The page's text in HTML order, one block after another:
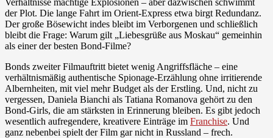
der Plot. Die lange Fahrt im Orient-Express etwa birgt Redundanz.
Der große Bösewicht indes bleibt im Verborgenen und schließlich
bleibt die Frage: Warum gilt „Liebesgrüße aus Moskau“ gemeinhin
als einer der besten Bond-Filme?
Bonds zweiter Filmauftritt bietet wenig Angriffsfläche – eine
verhältnismäßig authentische Spionage-Erzählung ohne irritierende
Albernheiten, mit viel mehr Budget als der Erstling. Und, nicht zu
vergessen, Daniela Bianchi als Tatiana Romanova gehört zu den
Bond-Girls, die am stärksten in Erinnerung bleiben. Es gibt jedoch
wesentlich aufregendere, kreativere Einträge im Franchise. Und
ganz nebenbei spielt der Film gar nicht in Russland – frech.